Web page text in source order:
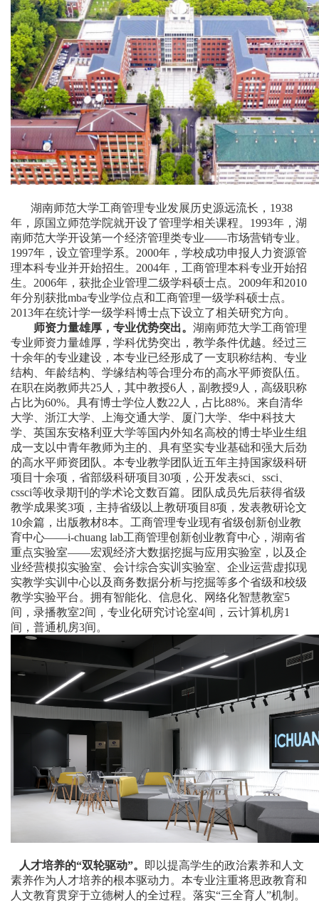
湖南师范大学工商管理专业发展历史源远流长，1938
年，原国立师范学院就开设了管理学相关课程。1993年，湖
南师范大学开设第一个经济管理类专业——市场营销专业。
1997年，设立管理学系。2000年，学校成功申报人力资源管
理本科专业并开始招生。2004年，工商管理本科专业开始招
生。2006年，获批企业管理二级学科硕士点。2009年和2010
年分别获批mba专业学位点和工商管理一级学科硕士点。
2013年在统计学一级学科博士点下设立了相关研究方向。
师资力量雄厚，专业优势突出。 湖南师范大学工商管理
专业师资力量雄厚，学科优势突出，教学条件优越。经过三
十余年的专业建设，本专业已经形成了一支职称结构、专业
结构、年龄结构、学缘结构等合理分布的高水平师资队伍。
在职在岗教师共25 人，其中教授6 人，副教授9 人，高级职称
占比为60%。具有博士学位人数22 人，占比88%。来自清华
大学、浙江大学、上海交通大学、厦门大学、华中科技大
学、英国东安格利亚大学等国内外知名高校的博士毕业生组
成一支以中青年教师为主的、具有坚实专业基础和强大后劲
的高水平师资团队。本专业教学团队近五年主持国家级科研
项目十余项，省部级科研项目 30项，公开发表sci ssci
cssci等收录期刊的学术论文数百篇。团队成员先后获得省级
教学成果奖3项，主持省级以上教研项目 8项，发表教研论文
10余篇，出版教材8本。工商管理专业现有省级创新创业教
育中心——i-chuang lab工商管理创新创业教育中心，湖南省
重点实验室——宏观经济大数据挖掘与应用实验室，以及企
业经营模拟实验室、会计综合实训实验室、企业运营虚拟现
实教学实训中心以及商务数据分析与挖掘等多个省级和校级
教学实验平台。拥有智能化、信息化、网络化智慧教室5
间，录播教室2间，专业化研究讨论室4间，云计算机房1
间，普通机房3间。
人才培养的“双轮驱动”。
即以提高学生的政治素养和人文
素养作为人才培养的根本驱动力。本专业注重将思政教育和
人 文教育贯穿于立德树人的全过程。落实“三全育人”机制。